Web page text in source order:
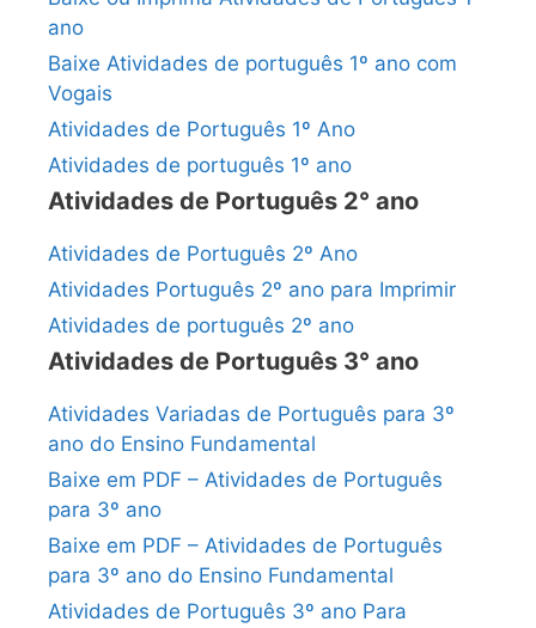
ano
Baixe Atividades de português 1º ano com
Vogais
Atividades de Português 1º Ano
Atividades de português 1º ano
Atividades de Português 2° ano
Atividades de Português 2º Ano
Atividades Português 2º ano para Imprimir
Atividades de português 2º ano
Atividades de Português 3° ano
Atividades Variadas de Português para 3º
ano do Ensino Fundamental
Baixe em PDF – Atividades de Português
para 3º ano
Baixe em PDF – Atividades de Português
para 3º ano do Ensino Fundamental
Atividades de Português 3º ano Para